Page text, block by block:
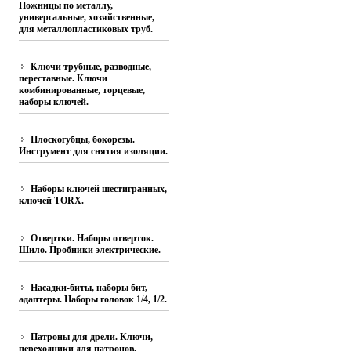
Ножницы по металлу,
универсальные, хозяйственные,
для металлопластиковых труб.
Ключи трубные, разводные,
переставные. Ключи
комбинированные, торцевые,
наборы ключей.
Плоскогубцы, бокорезы.
Инструмент для снятия изоляции.
Наборы ключей шестигранных,
ключей TORX.
Отвертки. Наборы отверток.
Шило. Пробники электрические.
Насадки-биты, наборы бит,
адаптеры. Наборы головок 1/4, 1/2.
Патроны для дрели. Ключи,
переходники для патронов.